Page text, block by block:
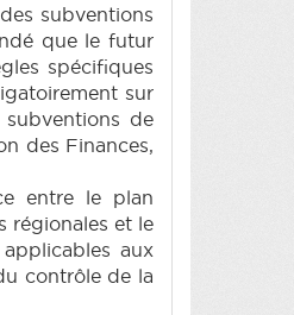
subventions
que le futur
spécifiques
sur
de
des Finances,
entre le plan
régionales et le
aux
contrôle de la